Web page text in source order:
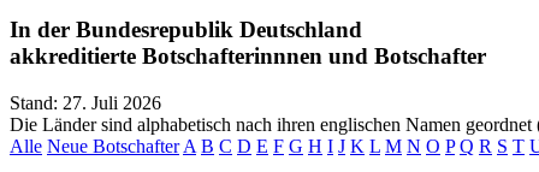
In der Bundesrepublik Deutschland
akkreditierte Botschafterinnnen und Botschafter
Stand: 27. Juli 2026
Die Länder sind alphabetisch nach ihren englischen Namen
Alle Neue Botschafter A B C D E F G H I J K L M N O P Q R S T